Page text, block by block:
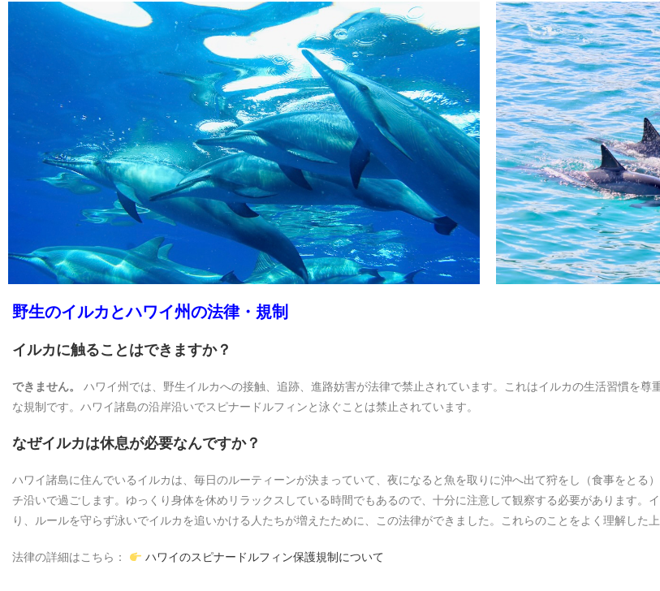
野生のイルカとハワイ州の法律・規制
イルカに触ることはできますか？
できません。
ハワイ州では、野生イルカへの接触、追跡、進路妨害が法律で禁止されています。これはイルカの生活習慣を
な規制です。ハワイ諸島の沿岸沿いでスピナードルフィンと泳ぐことは禁止されています。
なぜイルカは休息が必要なんですか？
ハワイ諸島に住んでいるイルカは、毎日のルーティーンが決まっていて、夜になると魚を取りに沖へ出て狩をし（食事をとる
チ沿いで過ごします。ゆっくり身体を休めリラックスしている時間でもあるので、十分に注意して観察する必要があります。
り、ルールを守らず泳いでイルカを追いかける人たちが増えたために、この法律ができました。これらのことをよく理解した
法律の詳細はこちら： ハワイのスピナードルフィン保護規制について